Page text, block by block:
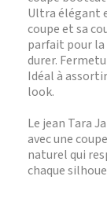
Ultra élégant
coupe et sa
parfait pour
durer.
Idéal à
look.
Le jean Tara
avec une
naturel qui
chaque